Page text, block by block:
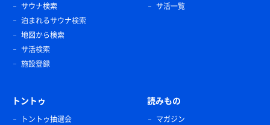
サウナ検索
泊まれるサウナ検索
地図から検索
サ活検索
施設登録
サ活一覧
トントゥ
トントゥ抽選会
読みもの
マガジン